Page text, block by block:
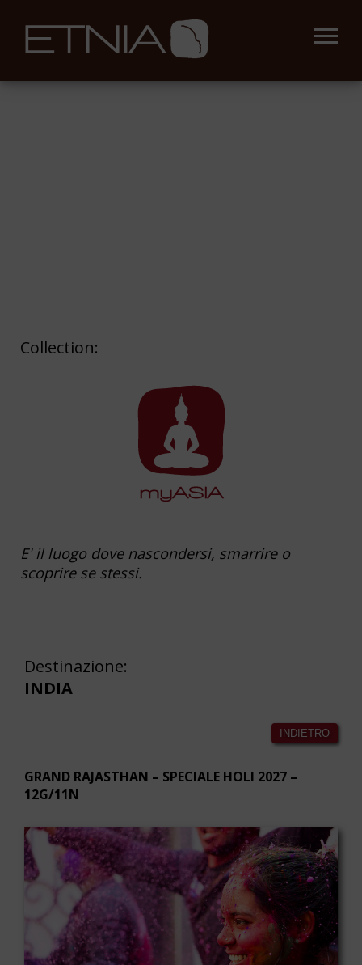
Collection:
E' il luogo dove nascondersi, smarrire o
scoprire se stessi.
Destinazione:
INDIA
INDIETRO
GRAND RAJASTHAN – SPECIALE HOLI 2027 –
12G/11N